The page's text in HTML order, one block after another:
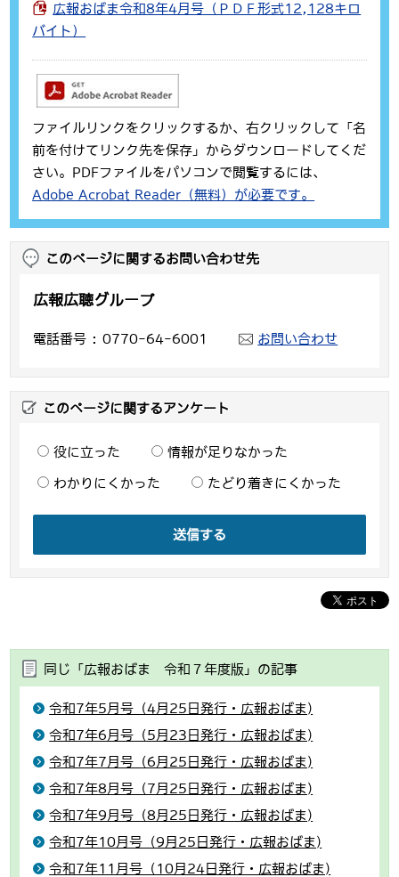
広報おばま令和8年4月号（ＰＤＦ形式12,128キロ
バイト）
ファイルリンクをクリックするか、右クリックして「名
前を付けてリンク先を保存」からダウンロードしてくだ
さい。PDFファイルをパソコンで閲覧するには、
Adobe Acrobat Reader（無料）が必要です。
このページに関するお問い合わせ先
広報広聴グループ
電話番号 0770-64-6001 お問い合わせ
このページに関するアンケート
役に立った 情報が足りなかった
わかりにくかった たどり着きにくかった
送信する
同じ「広報おばま 令和７年度版」の記事
令和7年5月号（4月25日発行・広報おばま)
令和7年6月号（5月23日発行・広報おばま)
令和7年7月号（6月25日発行・広報おばま)
令和7年8月号（7月25日発行・広報おばま)
令和7年9月号（8月25日発行・広報おばま)
令和7年10月号（9月25日発行・広報おばま)
令和7年11月号（10月24日発行・広報おばま)